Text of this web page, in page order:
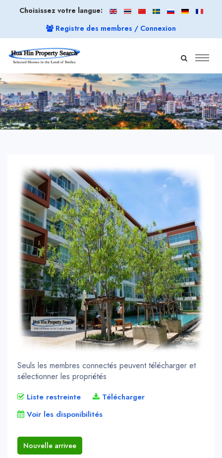
Choisissez votre langue:
Registre des membres / Connexion
Seuls les membres connectés peuvent télécharger et
sélectionner les propriétés
Liste restreinte
Télécharger
Voir les disponibilités
Nouvelle arrivee